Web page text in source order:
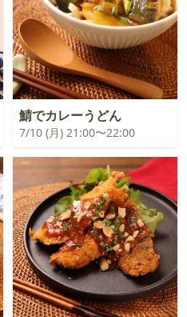
鯖でカレーうどん
7/10 (月) 21:00〜22:00